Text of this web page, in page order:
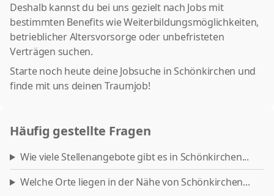
Deshalb kannst du bei uns gezielt nach Jobs mit
bestimmten Benefits wie Weiterbildungsmöglichkeiten,
betrieblicher Altersvorsorge oder unbefristeten
Verträgen suchen.
Starte noch heute deine Jobsuche in Schönkirchen und
finde mit uns deinen Traumjob!
Häufig gestellte Fragen
Wie viele Stellenangebote gibt es in Schönkirchen...
Welche Orte liegen in der Nähe von Schönkirchen...